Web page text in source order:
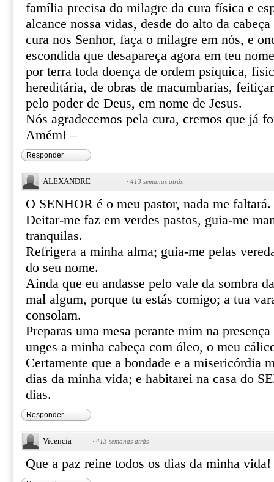
família precisa do milagre da cura física e
alcance nossa vidas, desde do alto da
cura nos Senhor, faça o milagre em nós, e
escondida que desapareça agora em teu
por terra toda doença de ordem psíquica,
hereditária, de obras de macumbarias,
pelo poder de Deus, em nome de Jesus.
Nós agradecemos pela cura, cremos que já
Amém! –
Responder
ALEXANDRE · 413 semanas atrás
O SENHOR é o meu pastor, nada me faltará.
Deitar-me faz em verdes pastos, guia-me
tranquilas.
Refrigera a minha alma; guia-me pelas
do seu nome.
Ainda que eu andasse pelo vale da sombra
mal algum, porque tu estás comigo; a tua
consolam.
Preparas uma mesa perante mim na
unges a minha cabeça com óleo, o meu
Certamente que a bondade e a misericórdia
dias da minha vida; e habitarei na casa do
dias.
Responder
Vicencia · 413 semanas atrás
Que a paz reine todos os dias da minha vida!